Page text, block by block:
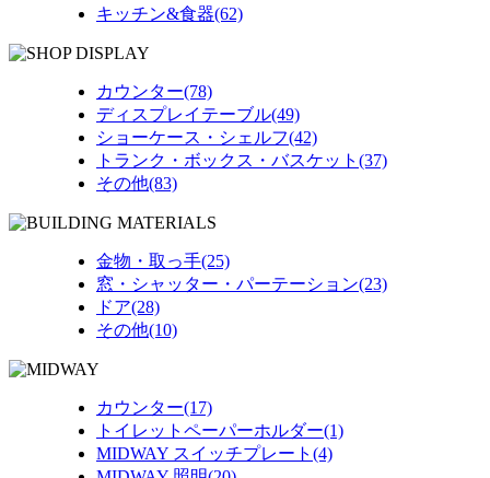
キッチン&食器(62)
カウンター(78)
ディスプレイテーブル(49)
ショーケース・シェルフ(42)
トランク・ボックス・バスケット(37)
その他(83)
金物・取っ手(25)
窓・シャッター・パーテーション(23)
ドア(28)
その他(10)
カウンター(17)
トイレットペーパーホルダー(1)
MIDWAY スイッチプレート(4)